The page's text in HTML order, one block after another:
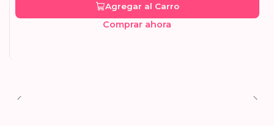
Agregar al Carro
Comprar ahora